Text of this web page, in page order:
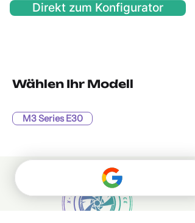
Direkt zum Konfigurator
Wählen Ihr Modell
M3 Series E30